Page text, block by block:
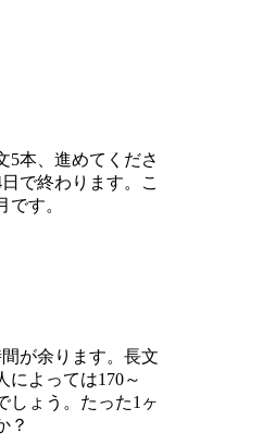
5本、進めてくださ
で終わります。こ
す。
が余ります。長文
によっては170～
しょう。たった1ヶ
？